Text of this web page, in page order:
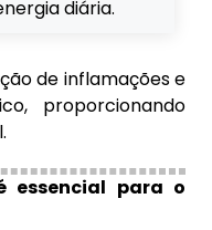
diária.
de inflamações e
proporcionando
essencial para o